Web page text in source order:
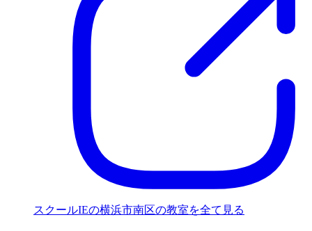
スクールIEの横浜市南区の教室を全て見る